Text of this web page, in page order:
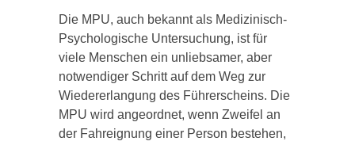
Die MPU, auch bekannt als Medizinisch-
Psychologische Untersuchung, ist für
viele Menschen ein unliebsamer, aber
notwendiger Schritt auf dem Weg zur
Wiedererlangung des Führerscheins. Die
MPU wird angeordnet, wenn Zweifel an
der Fahreignung einer Person bestehen,